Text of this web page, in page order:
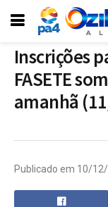
Inscrições
FASETE
amanhã
Publicado em 10/